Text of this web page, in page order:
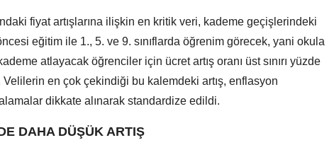
fiyat artışlarına ilişkin en kritik veri, kademe geçişlerindeki
eğitim ile 1., 5. ve 9. sınıflarda öğrenim görecek, yani okula
atlayacak öğrenciler için ücret artış oranı üst sınırı yüzde
en çok çekindiği bu kalemdeki artış, enflasyon
dikkate alınarak standardize edildi.
DAHA DÜŞÜK ARTIŞ